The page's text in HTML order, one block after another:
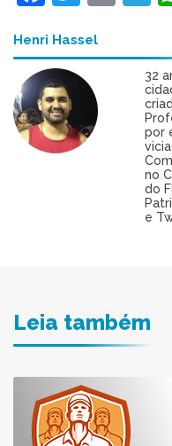
Henri Hassel
32
por
no
do
e
Leia também